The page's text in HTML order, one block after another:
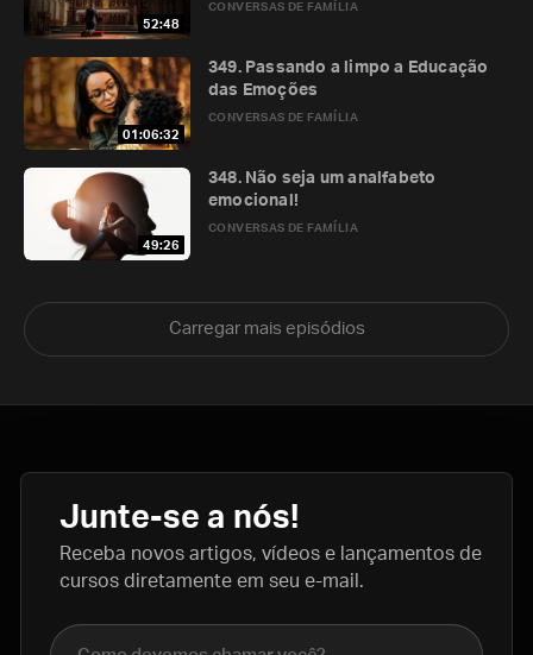
52:48
CONVERSAS DE FAMÍLIA
01:06:32
CONVERSAS DE FAMÍLIA
349. Passando a limpo a Educação
das Emoções
49:26
CONVERSAS DE FAMÍLIA
348. Não seja um analfabeto
emocional!
Carregar mais episódios
Junte-se a nós!
Receba novos artigos, vídeos e lançamentos de
cursos diretamente em seu e-mail.
Nome completo